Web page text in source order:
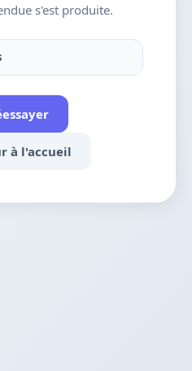
s'est produite.
à l'accueil